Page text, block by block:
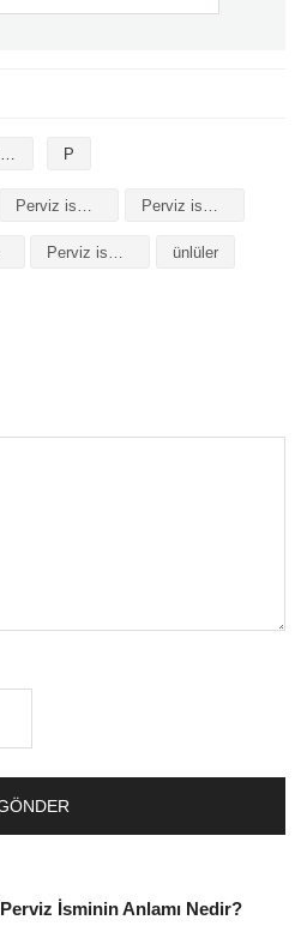
Farsça İsimler P
Perviz isminin numerolojisi ünlüler
Perviz İsminin Anlamı Nedir?